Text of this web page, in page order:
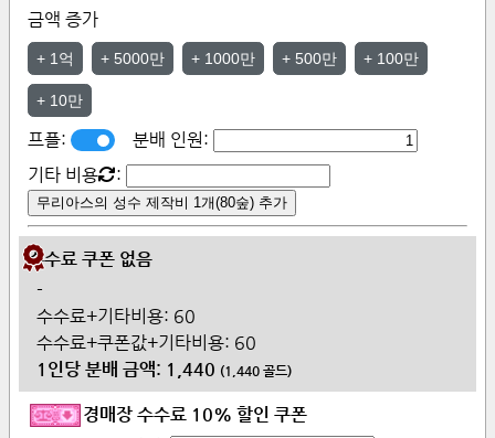
금액 증가
+ 1억 + 5000만 + 1000만 + 500만 + 100만
+ 10만
프플:
분배 인원:
기타 비용
:
무리아스의 성수 제작비 1개(80숲) 추가
수수료 쿠폰 없음
-
수수료+기타비용: 60
수수료+쿠폰값+기타비용: 60
1인당 분배 금액: 1,440 (1,440 골드)
경매장 수수료 10% 할인 쿠폰